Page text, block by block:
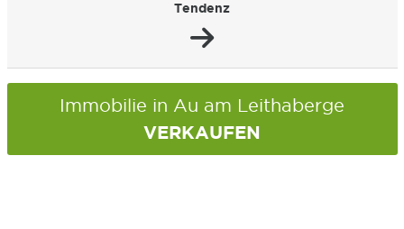
Tendenz
Immobilie in Au am Leithaberge
VERKAUFEN